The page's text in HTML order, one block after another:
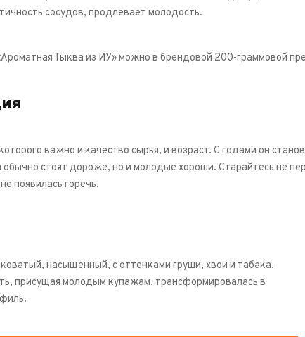
сосудов, продлевает молодость.
Тыква из ИУ» можно в брендовой 200-граммовой
важно и качество сырья, и возраст. С годами он
стоят дороже, но и молодые хороши. Старайтесь не
появилась горечь.
насыщенный, с оттенками груши, хвои и табака.
присущая молодым купажам, трансформировалась в